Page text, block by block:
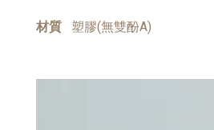
材質 塑膠(無雙酚A)